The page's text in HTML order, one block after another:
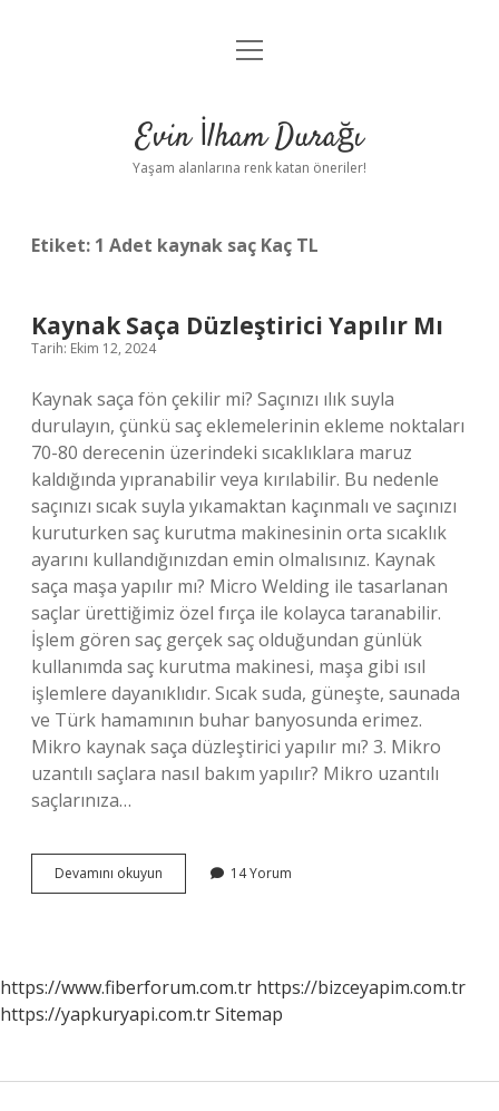
Anasayfa
Yasal Uyarı
menüyü
Evin İlham Durağı
Yaşam alanlarına renk katan öneriler!
Etiket: 1 Adet kaynak saç Kaç TL
Kaynak Saça Düzleştirici Yapılır Mı
Tarih: Ekim 12, 2024
Kaynak saça fön çekilir mi? Saçınızı ılık suyla
durulayın, çünkü saç eklemelerinin ekleme noktaları
70-80 derecenin üzerindeki sıcaklıklara maruz
kaldığında yıpranabilir veya kırılabilir. Bu nedenle
saçınızı sıcak suyla yıkamaktan kaçınmalı ve saçınızı
kuruturken saç kurutma makinesinin orta sıcaklık
ayarını kullandığınızdan emin olmalısınız. Kaynak
saça maşa yapılır mı? Micro Welding ile tasarlanan
saçlar ürettiğimiz özel fırça ile kolayca taranabilir.
İşlem gören saç gerçek saç olduğundan günlük
kullanımda saç kurutma makinesi, maşa gibi ısıl
işlemlere dayanıklıdır. Sıcak suda, güneşte, saunada
ve Türk hamamının buhar banyosunda erimez.
Mikro kaynak saça düzleştirici yapılır mı? 3. Mikro
uzantılı saçlara nasıl bakım yapılır? Mikro uzantılı
saçlarınıza…
Devamını okuyun
Saça
14 Yorum
https://www.fiberforum.com.tr https://bizceyapim.com.tr
https://yapkuryapi.com.trSitemap